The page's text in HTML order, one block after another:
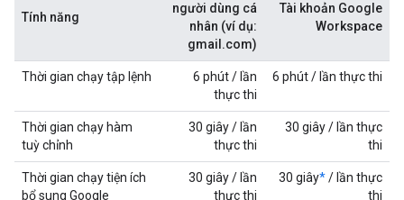
Tính năng
người dùng cá
nhân (ví dụ:
gmail.com)
Tài khoản Google
Workspace
Thời gian chạy tập lệnh
6 phút / lần
thực thi
6 phút / lần thực thi
Thời gian chạy hàm
tuỳ chỉnh
30 giây / lần
thực thi
30 giây / lần thực
thi
Thời gian chạy tiện ích
bổ sung Google
30 giây / lần
thực thi
30 giây*/ lần thực
thi